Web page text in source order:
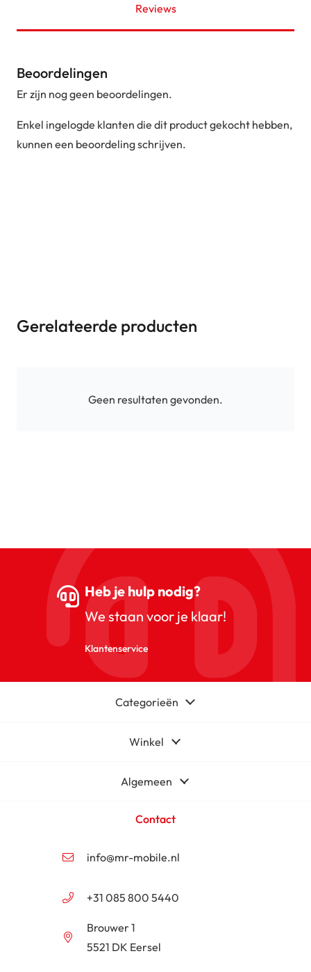
Reviews
Beoordelingen
Er zijn nog geen beoordelingen.
Enkel ingelogde klanten die dit product gekocht hebben,
kunnen een beoordeling schrijven.
Gerelateerde producten
Geen resultaten gevonden.
Heb je hulp nodig?
We staan voor je klaar!
Klantenservice
Categorieën
Winkel
Algemeen
Contact
info@mr-mobile.nl
+31 085 800 5440
Brouwer 1
5521 DK Eersel